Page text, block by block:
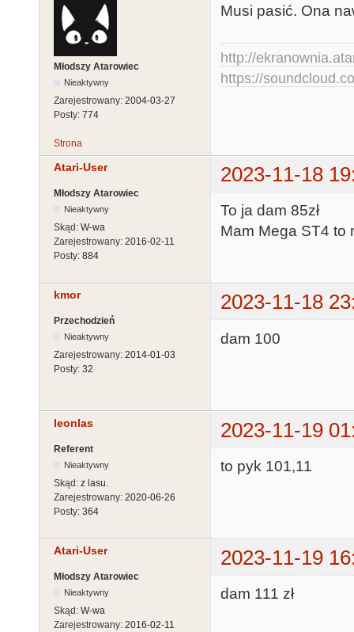
Młodszy Atarowiec
Nieaktywny
Zarejestrowany: 2004-03-27
Posty: 774
Musi pasić. Ona
http://
https://
Strona
Atari-User 2023-11-18
Młodszy Atarowiec
Nieaktywny
Skąd: W-wa
Zarejestrowany: 2016-02-11
Posty: 884
To ja dam 85zł
Mam Mega ST4 to
kmor 2023-11-18
Przechodzień
Nieaktywny
Zarejestrowany: 2014-01-03
Posty: 32
dam 100
leonlas 2023-11-19
Referent
Nieaktywny
Skąd: z lasu.
Zarejestrowany: 2020-06-26
Posty: 364
to pyk 101,11
Atari-User 2023-11-19
Młodszy Atarowiec
Nieaktywny
Skąd: W-wa
Zarejestrowany: 2016-02-11
dam 111 zł